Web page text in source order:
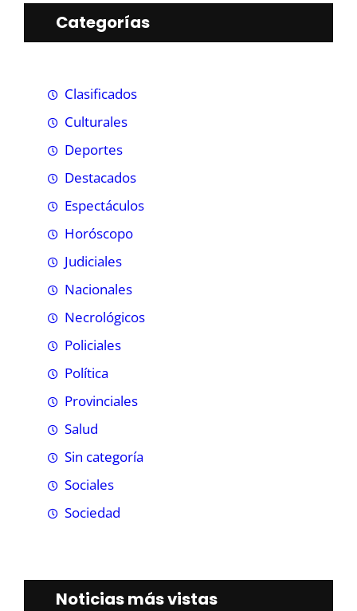
Categorías
Clasificados
Culturales
Deportes
Destacados
Espectáculos
Horóscopo
Judiciales
Nacionales
Necrológicos
Policiales
Política
Provinciales
Salud
Sin categoría
Sociales
Sociedad
Noticias más vistas